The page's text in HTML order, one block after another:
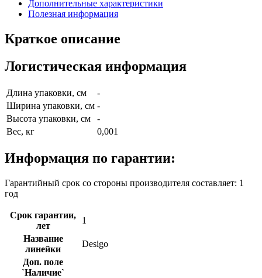
Дополнительные характеристики
Полезная информация
Краткое описание
Логистическая информация
Длина упаковки, см
-
Ширина упаковки, см -
Высота упаковки, см
-
Вес, кг
0,001
Информация по гарантии:
Гарантийный срок со стороны производителя составляет: 1
год
Срок гарантии,
лет
1
Название
линейки
Desigo
Доп. поле
`Наличие`